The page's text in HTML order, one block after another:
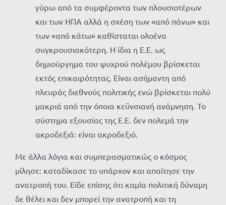
γύρω από τα συμφέροντα των πλουσιοτέρων
και των ΗΠΑ αλλά η σχέση των «από πάνω» και
των «από κάτω» καθίσταται ολοένα
συγκρουσιακότερη. Η ίδια η Ε.Ε. ως
δημιούργημα του ψυχρού πολέμου βρίσκεται
εκτός επικαιρότητας. Είναι ασήμαντη από
πλευράς διεθνούς πολιτικής ενώ βρίσκεται πολύ
μακριά από την όποια κεϋνσιανή ανάμνηση. Το
σύστημα εξουσίας της Ε.Ε. δεν πολεμά την
ακροδεξιά: είναι ακροδεξιό.
Με άλλα λόγια και συμπερασματικώς ο κόσμος
μίλησε: καταδίκασε το υπάρχον και απαίτησε την
ανατροπή του. Είδε επίσης ότι καμία πολιτική δύναμη
δε θέλει και δεν μπορεί την ανατροπή και τη